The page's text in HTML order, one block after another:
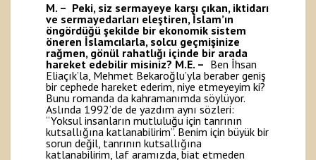
M. – Peki, siz sermayeye karşı çıkan, iktidarı
ve sermayedarları eleştiren, İslam’ın
öngördüğü şekilde bir ekonomik sistem
öneren İslamcılarla, solcu geçmişinize
rağmen, gönül rahatlığı içinde bir arada
hareket edebilir misiniz? M.E. – Ben İhsan
Eliaçık’la, Mehmet Bekaroğlu’yla beraber geniş
bir cephede hareket ederim, niye etmeyeyim ki?
Bunu romanda da kahramanımda söylüyor.
Aslında 1992’de de yazdım aynı sözleri:
“Yoksul insanların mutluluğu için tanrının
kutsallığına katlanabilirim”. Benim için büyük bir
sorun değil, tanrının kutsallığına
katlanabilirim, laf aramızda, biat etmeden